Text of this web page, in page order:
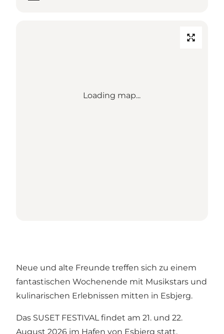
Loading map...
Neue und alte Freunde treffen sich zu einem
fantastischen Wochenende mit Musikstars und
kulinarischen Erlebnissen mitten in Esbjerg.
Das SUSET FESTIVAL findet am 21. und 22.
August 2026 im Hafen von Esbjerg statt.